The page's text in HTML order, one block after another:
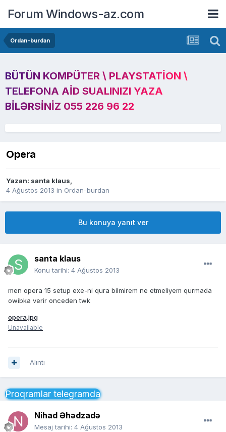
Forum Windows-az.com
Ordan-burdan
BÜTÜN KOMPÜTER \ PLAYSTATION \
TELEFONA AID SUALINIZI YAZA
BILƏRSINIZ 055 226 96 22
Opera
Yazan: santa klaus,
4 Ağustos 2013 in Ordan-burdan
Bu konuya yanıt ver
santa klaus
Konu tarihi: 4 Ağustos 2013
men opera 15 setup exe-ni qura bilmirem ne etmeliyem qurmada
owibka verir onceden twk
opera.jpg
Unavailable
Alıntı
Proqramlar telegramda
Nihad Əhədzadə
Mesaj tarihi: 4 Ağustos 2013